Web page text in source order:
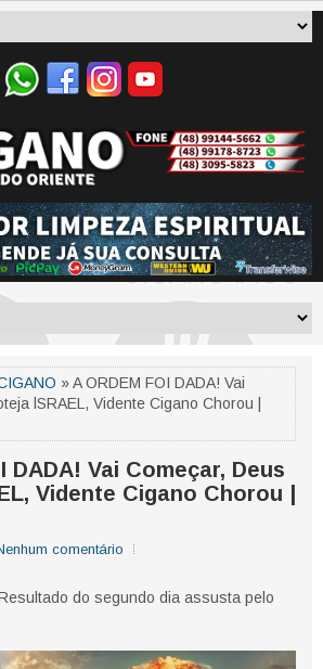
» A ORDEM FOI DADA! Vai
lSRAEL, Vidente Cigano Chorou |
DADA! Vai Começar, Deus
Vidente Cigano Chorou |
comentário
do segundo dia assusta pelo